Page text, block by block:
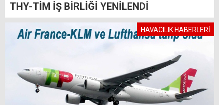
THY-TİM İŞ BİRLİĞİ YENİLENDİ
HAVACILIK HABERLERİ